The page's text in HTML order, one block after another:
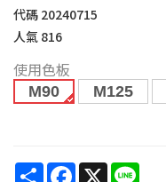
代碼 20240715
人氣 816
使用色板
M90 M125
ShareFacebook
X